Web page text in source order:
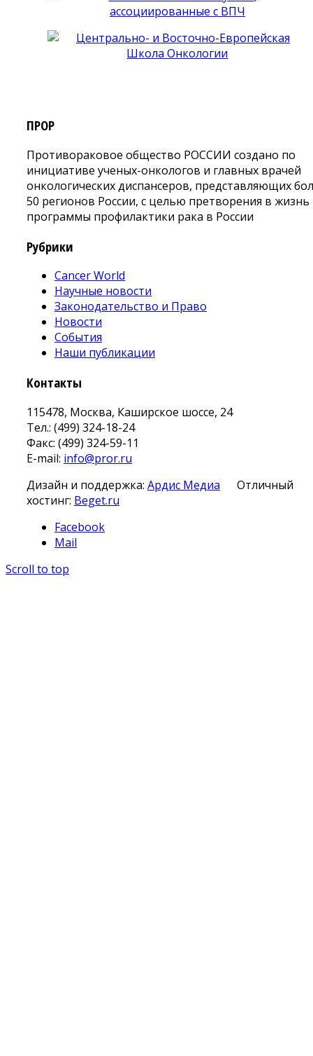
ПРОР
Противораковое общество РОССИИ создано по
инициативе ученых-онкологов и главных врачей
онкологических диспансеров, представляющих
50 регионов России, с целью претворения в жизнь
программы профилактики рака в России
Рубрики
Cancer World
Научные новости
Законодательство и Право
Новости
События
Наши публикации
Контакты
115478, Москва, Каширское шоссе, 24
Тел.: (499) 324-18-24
Факс: (499) 324-59-11
E-mail: info@pror.ru
Дизайн и поддержка: Ардис Медиа
Отличный
хостинг: Beget.ru
Facebook
Mail
Scroll to top